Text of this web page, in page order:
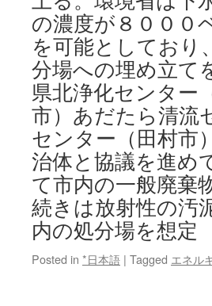
の濃度が８０００
を可能としており
分場への埋め立て
県北浄化センター
市）あだたら清流
センター（田村市
治体と協議を進め
て市内の一般廃棄
続きは放射性の汚
内の処分場を想定
Posted in *日本語 | Tagged エネル